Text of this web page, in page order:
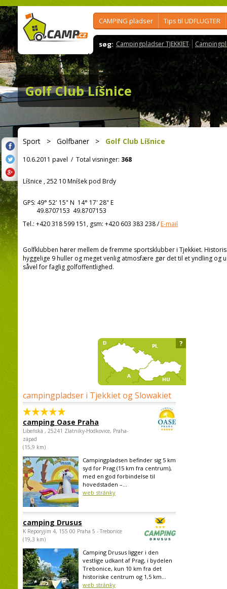
CAMPING pladser Tips til UDFLUGTER
søg: Campingpladser TJEKKIET
Golf Club Líšnice
Sport > Golfbaner> Golf Club Líšnice
10.6.2011 pavel / Total visninger: 368
Líšnice , 252 10 Mníšek pod Brdy
GPS: 49° 52' 15" N 14° 17' 28" E
49.8707153 49.8707153
Tel.: +420 318 599 151, gsm: +420 603 383 238/E-mail
Golfklubben hører mellem de fremme sportsklubber i Tjekkiet.
hyggelige 9 huller og meget venlig atmosfære gør det til et yndling og
såvel for faglig golfoffentlighed.
campingpladser i Tjekkiet og Slowakiet
camping Oase Praha
Libeňská , 25241 Zlatníky-Hodkovice, Praha-
západ
(15,9 km)
Campingpladsen befinder sig 5 km
syd for Prag (15 km fra centrum),
med en god forbindelse til
hovedstaden –...
web stránky
camping Drusus
K Reporyjim 4, 155 00 Praha 5 - Trebonice
(19,3 km)
Camping Drusus ligger i den
vestlige udkant af Prag, i bydelen
Trebonice, kun 10 km fra det
historiske centrum og 1,5 km...
web stránky
?